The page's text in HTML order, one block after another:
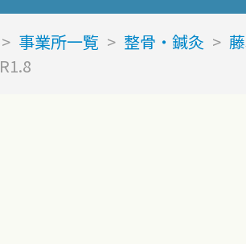
> 事業所一覧 > 整骨・鍼灸 >
R1.8